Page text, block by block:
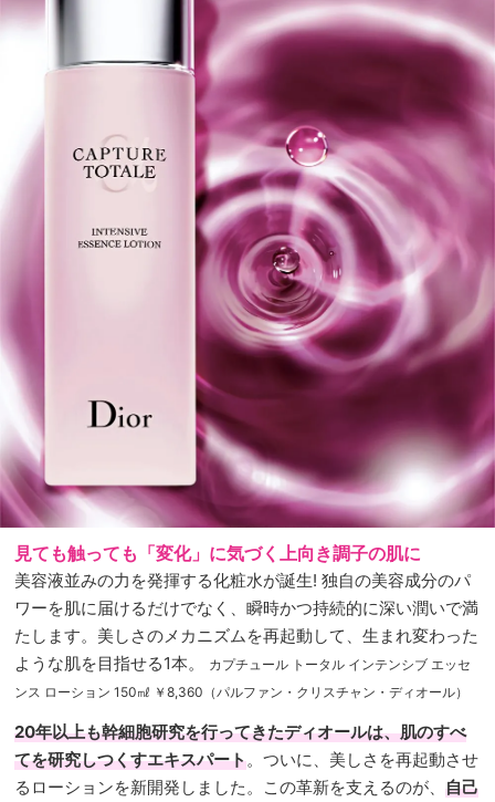
見ても触っても「変化」に気づく上向き調子の肌に
美容液並みの力を発揮する化粧水が誕生! 独自の美容成分のパ
ワーを肌に届けるだけでなく、瞬時かつ持続的に深い潤いで満
たします。美しさのメカニズムを再起動して、生まれ変わった
ような肌を目指せる1本。
カプチュール トータル インテンシブ エッセ
ンス ローション 150㎖ ￥8,360（パルファン・クリスチャン・ディオール）
20年以上も幹細胞研究を行ってきたディオールは、肌のすべ
てを研究しつくすエキスパート。ついに、美しさを再起動させ
るローションを新開発しました。この革新を支えるのが、 自己